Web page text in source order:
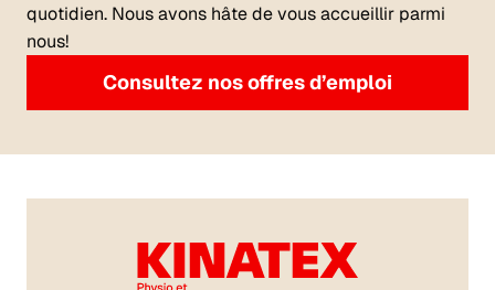
quotidien. Nous avons hâte de vous accueillir parmi
nous!
Consultez nos offres d’emploi